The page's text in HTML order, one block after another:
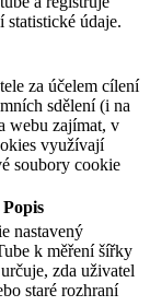
statistické údaje.
za účelem cílení
sdělení (i na
webu zajímat, v
využívají
soubory cookie
Popis
nastavený
k měření šířky
zda uživatel
staré rozhraní